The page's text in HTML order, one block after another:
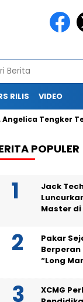
RILIS VIDEO
Tengker
POPULER
Jack
Master
Pakar
“Long
XCMG